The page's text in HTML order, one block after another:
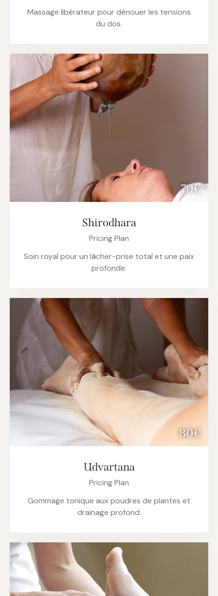
Massage libérateur pour dénouer les tensions
du dos.
70€
Shirodhara
Pricing Plan
Soin royal pour un lâcher-prise total et une paix
profonde.
80€
Udvartana
Pricing Plan
Gommage tonique aux poudres de plantes et
drainage profond.